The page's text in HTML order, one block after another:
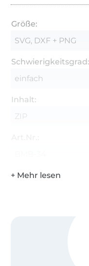
Größe:
SVG, DXF + PNG
Schwierigkeitsgrad:
einfach
Inhalt:
ZIP